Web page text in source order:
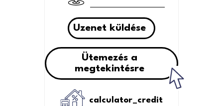
Uzenet küldése
Ütemezés a
megtekintésre
calculator_credit